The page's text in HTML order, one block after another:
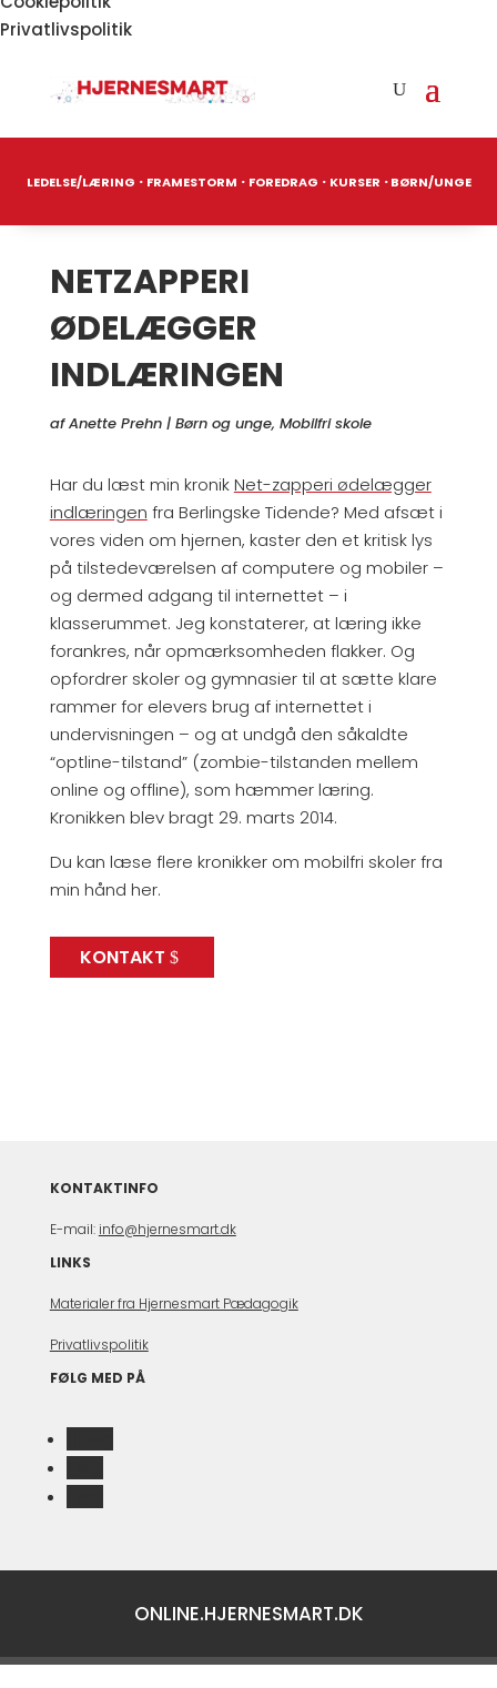
Privatlivspolitik
LEDELSE/LÆRING · FRAMESTORM · FOREDRAG · KURSER ·BØRN/UNGE
NETZAPPERI
ØDELÆGGER
INDLÆRINGEN
afAnette Prehn| Børn og unge, Mobilfri skole
Har du læst min kronikNet-zapperi ødelægger
indlæringen fra Berlingske Tidende? Med afsæt i
vores viden om hjernen, kaster den et kritisk lys
på tilstedeværelsen af computere og mobiler –
og dermed adgang til internettet – i
klasserummet. Jeg konstaterer, at læring ikke
forankres, når opmærksomheden flakker. Og
opfordrer skoler og gymnasier til at sætte klare
rammer for elevers brug af internettet i
undervisningen – og at undgå den såkaldte
“optline-tilstand” (zombie-tilstanden mellem
online og offline), som hæmmer læring.
Kronikken blev bragt 29. marts 2014.
Du kan læse flere kronikker om mobilfri skoler fra
min hånd her.
KONTAKT
KONTAKTINFO
E-mail: info@hjernesmart.dk
LINKS
Materialer fra Hjernesmart Pædagogik
Privatlivspolitik
FØLG MED PÅ
ONLINE.HJERNESMART.DK